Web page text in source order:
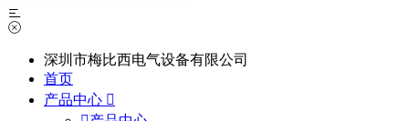
深圳市梅比西电气设备有限公司
首页
产品中心